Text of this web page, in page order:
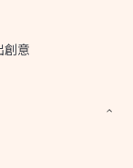
創意